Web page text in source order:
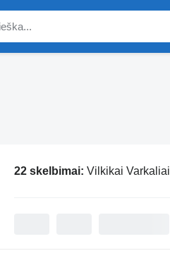
22 skelbimai: Vilkikai Varkaliai